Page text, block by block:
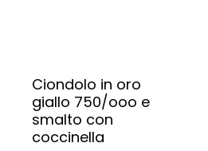
Ciondolo in oro
giallo 750/ooo e
smalto con
coccinella